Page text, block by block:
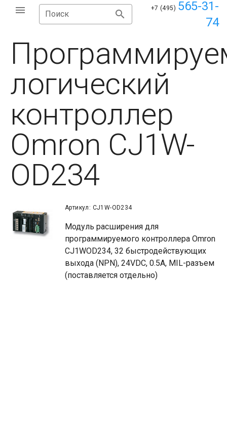
Поиск
+7 (495) 565-31-
74
логический
контроллер
Omron CJ1W-
OD234
Артикул: CJ1W-OD234
Модуль расширения для
программируемого контроллера Omron
CJ1WOD234, 32 быстродействующих
выхода (NPN), 24VDC, 0.5А, MIL-разъем
(поставляется отдельно)